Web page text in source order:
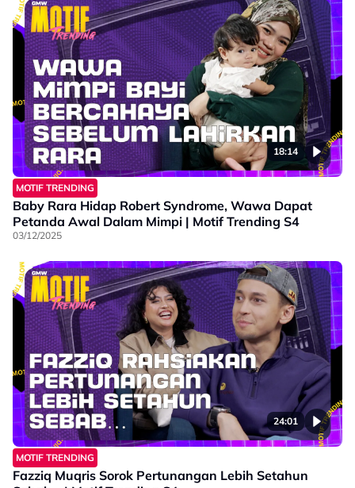
18:14
MOTIF TRENDING
Baby Rara Hidap Robert Syndrome, Wawa Dapat
Petanda Awal Dalam Mimpi | Motif Trending S4
03/12/2025
24:01
MOTIF TRENDING
Fazziq Muqris Sorok Pertunangan Lebih Setahun